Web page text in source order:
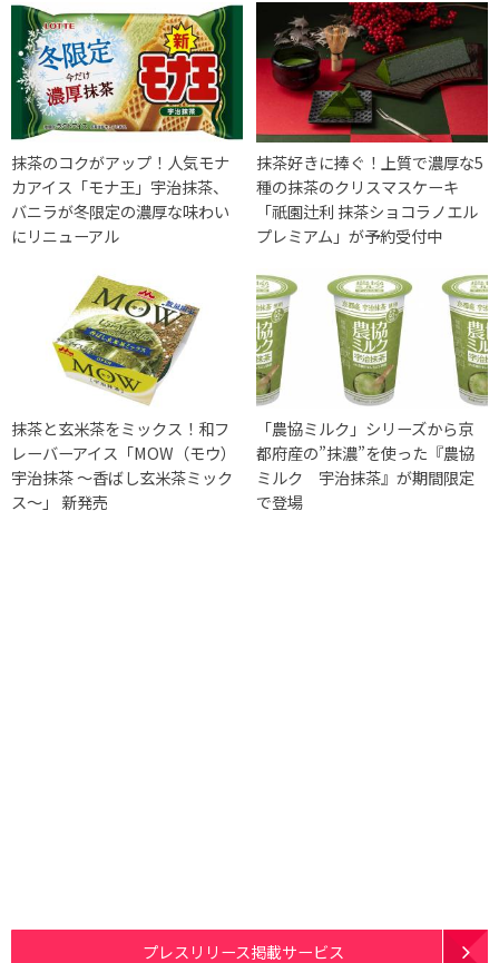
抹茶のコクがアップ！人気モナ
カアイス「モナ王」宇治抹茶、
バニラが冬限定の濃厚な味わい
にリニューアル
抹茶好きに捧ぐ！上質で濃厚な5
種の抹茶のクリスマスケーキ
「祇園辻利 抹茶ショコラノエル
プレミアム」が予約受付中
抹茶と玄米茶をミックス！和フ
レーバーアイス「MOW（モウ）
宇治抹茶 ～香ばし玄米茶ミック
ス～」 新発売
「農協ミルク」シリーズから京
都府産の”抹濃”を使った『農協
ミルク 宇治抹茶』が期間限定
で登場
プレスリリース掲載サービス